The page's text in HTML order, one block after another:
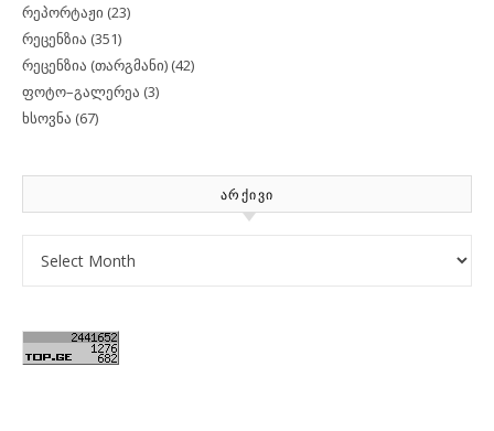
რეპორტაჟი (23)
რეცენზია (351)
რეცენზია (თარგმანი) (42)
ფოტო–გალერეა (3)
ხსოვნა (67)
ᲐᲠᲥᲘᲕᲘ